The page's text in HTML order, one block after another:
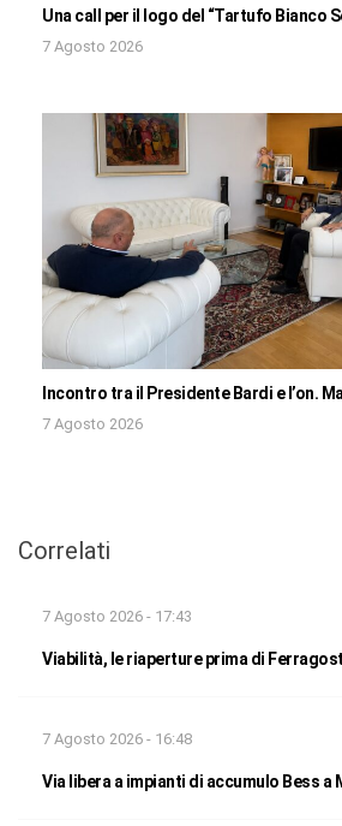
Una call per il logo del “Tartufo Bianco
7 Agosto 2026
Incontro tra il Presidente Bardi e l’on.
7 Agosto 2026
Correlati
7 Agosto 2026 - 17:43
Viabilità, le riaperture prima di
7 Agosto 2026 - 16:48
Via libera a impianti di accumulo Bess a